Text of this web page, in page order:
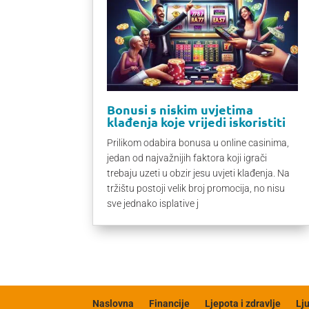
Bonusi s niskim uvjetima
klađenja koje vrijedi iskoristiti
Prilikom odabira bonusa u online casinima,
jedan od najvažnijih faktora koji igrači
trebaju uzeti u obzir jesu uvjeti klađenja. Na
tržištu postoji velik broj promocija, no nisu
sve jednako isplative j
Naslovna Financije Ljepota i zdravlje